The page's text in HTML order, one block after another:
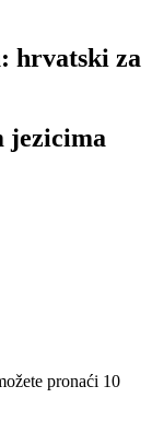
hrvatski za
jezicima
pronaći 10